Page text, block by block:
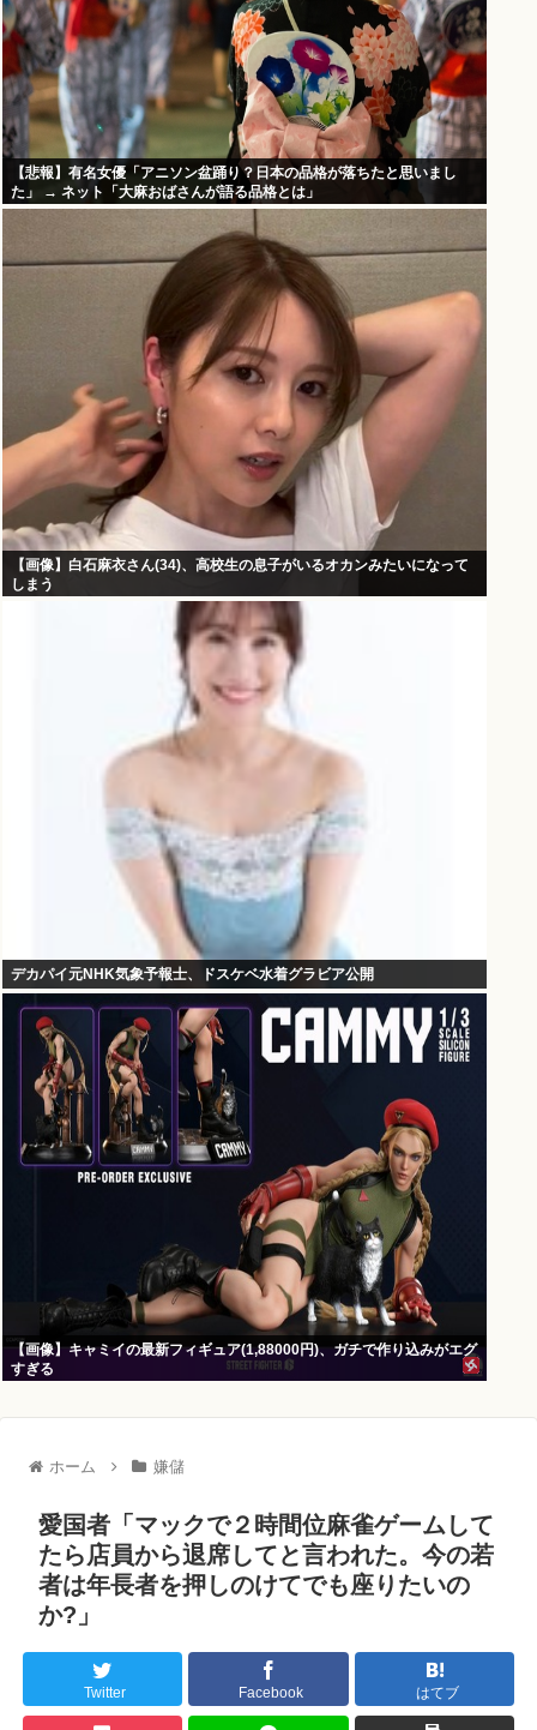
【悲報】有名女優「アニソン盆踊り？日本の品格が落ちたと思いまし
た」 → ネット「大麻おばさんが語る品格とは」
【画像】白石麻衣さん(34)、高校生の息子がいるオカンみたいになって
しまう
デカパイ元NHK気象予報士、ドスケベ水着グラビア公開
【画像】キャミイの最新フィギュア(1,88000円)、ガチで作り込みがエグ
すぎる
ホーム 嫌儲
愛国者「マックで２時間位麻雀ゲームして
たら店員から退席してと言われた。今の若
者は年長者を押しのけてでも座りたいの
か?」
Twitter Facebook はてブ